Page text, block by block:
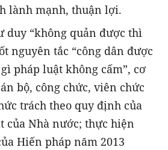
lành mạnh, thuận lợi.
duy “không quản được thì
nguyên tắc “công dân được
pháp luật không cấm”, cơ
bộ, công chức, viên chức
trách theo quy định của
của Nhà nước; thực hiện
Hiến pháp năm 2013